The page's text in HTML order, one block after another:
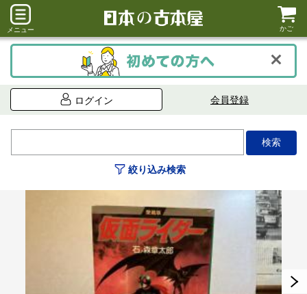
メニュー かご
ログイン 会員登録
絞り込み検索